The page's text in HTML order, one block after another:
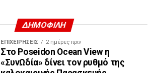
ΔΗΜΟΦΙΛΗ
ΕΠΙΧΕΙΡΉΣΕΙΣ 2 ημέρες πριν
Στο Poseidon Ocean View η
«ΣυνΩδία» δίνει τον ρυθμό της